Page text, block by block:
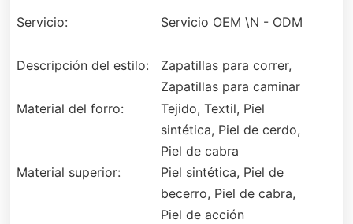
Servicio: Servicio OEM \N - ODM
Descripción del estilo:
Zapatillas para correr,
Zapatillas para caminar
Material del forro:
Tejido, Textil, Piel
sintética, Piel de cerdo,
Piel de cabra
Material superior:
Piel sintética, Piel de
becerro, Piel de cabra,
Piel de acción